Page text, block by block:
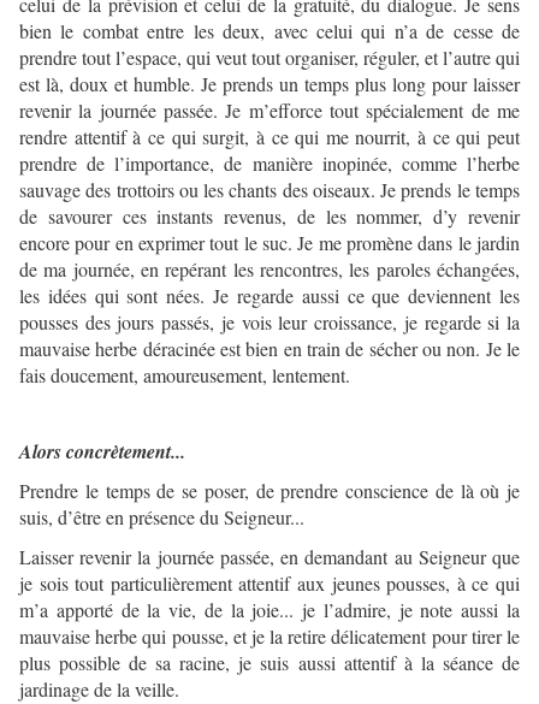
bien le combat entre les deux, avec celui qui n’a de cesse de
prendre tout l’espace, qui veut tout organiser, réguler, et l’autre qui
est là, doux et humble. Je prends un temps plus long pour laisser
revenir la journée passée. Je m’efforce tout spécialement de me
rendre attentif à ce qui surgit, à ce qui me nourrit, à ce qui peut
prendre de l’importance, de manière inopinée, comme l’herbe
sauvage des trottoirs ou les chants des oiseaux. Je prends le temps
de savourer ces instants revenus, de les nommer, d’y revenir
encore pour en exprimer tout le suc. Je me promène dans le jardin
de ma journée, en repérant les rencontres, les paroles échangées,
les idées qui sont nées. Je regarde aussi ce que deviennent les
pousses des jours passés, je vois leur croissance, je regarde si la
mauvaise herbe déracinée est bien en train de sécher ou non. Je le
fais doucement, amoureusement, lentement.
Alors concrètement...
Prendre le temps de se poser, de prendre conscience de là où je
suis, d’être en présence du Seigneur...
Laisser revenir la journée passée, en demandant au Seigneur que
je sois tout particulièrement attentif aux jeunes pousses, à ce qui
m’a apporté de la vie, de la joie... je l’admire, je note aussi la
mauvaise herbe qui pousse, et je la retire délicatement pour tirer le
plus possible de sa racine, je suis aussi attentif à la séance de
jardinage de la veille.